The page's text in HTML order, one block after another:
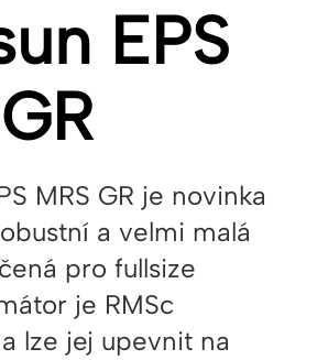
EPS
MRS GR je novinka
a velmi malá
pro fullsize
je RMSc
lze jej upevnit na